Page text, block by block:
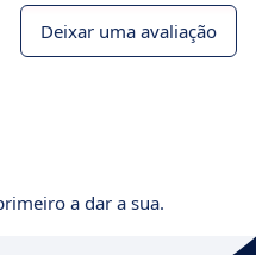
Deixar uma avaliação
a dar a sua.